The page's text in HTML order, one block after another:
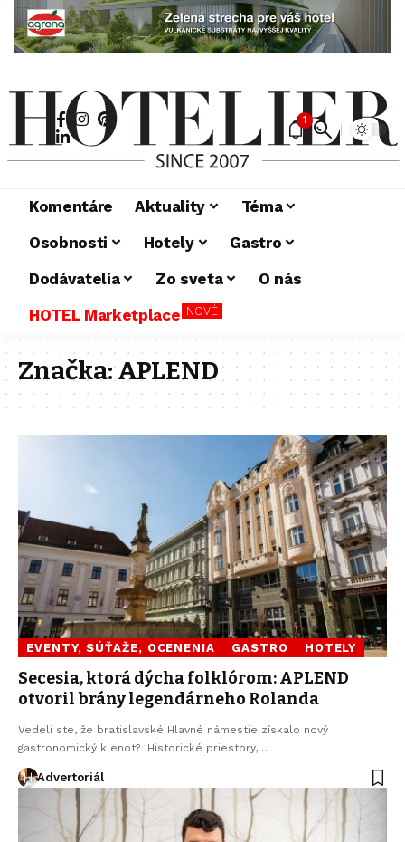
1
Komentáre Aktuality
Téma
Osobnosti
Hotely
Gastro
Dodávatelia
Zo sveta
O nás
HOTEL Marketplace NOVÉ
Značka:APLEND
EVENTY, SÚŤAŽE, OCENENIA GASTRO HOTELY
Secesia, ktorá dýcha folklórom: APLEND
otvoril brány legendárneho Rolanda
Vedeli ste, že bratislavské Hlavné námestie získalo nový
gastronomický klenot? Historické priestory,…
Advertoriál